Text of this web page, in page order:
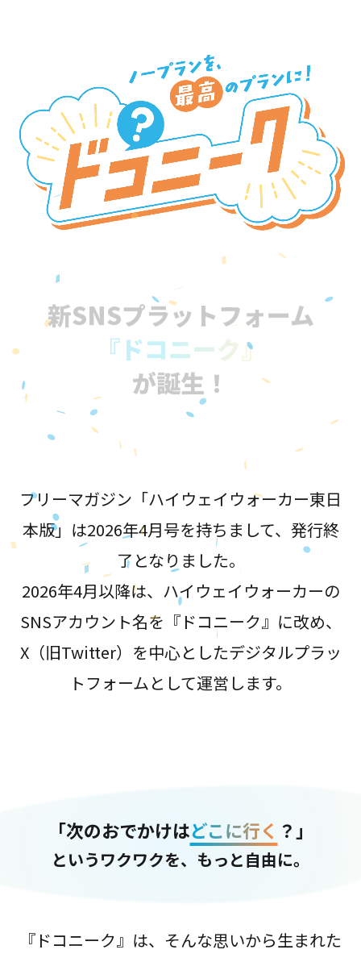
新SNSプラットフォーム
『ドコニーク』
が誕生！
フリーマガジン「ハイウェイウォーカー東日
本版」は2026年4月号を持ちまして、発行終
了となりました。
2026年4月以降は、ハイウェイウォーカーの
SNSアカウント名を『ドコニーク』に改め、
X（旧Twitter）を中心としたデジタルプラッ
トフォームとして運営します。
「次のおでかけはどこに行く ？」
というワクワクを、もっと自由に。
『ドコニーク』は、そんな思いから生まれた